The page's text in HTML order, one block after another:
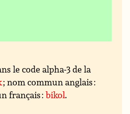
le code alpha-3 de la
; nom commun anglais :
français :bikol.